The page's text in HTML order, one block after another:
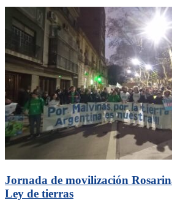
Jornada de movilización
Ley de tierras